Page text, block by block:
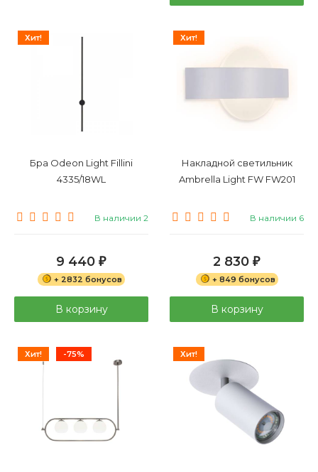
Хит!
Бра Odeon Light Fillini
4335/18WL
В наличии 2
9 440 ₽
+ 2832 бонусов
В корзину
Хит!
Накладной светильник
Ambrella Light FW FW201
В наличии 6
2 830 ₽
+ 849 бонусов
В корзину
Хит! -75% Хит!